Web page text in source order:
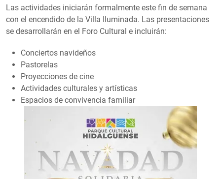
Las actividades iniciarán formalmente este fin de semana
con el encendido de la Villa Iluminada. Las presentaciones
se desarrollarán en el Foro Cultural e incluirán:
Conciertos navideños
Pastorelas
Proyecciones de cine
Actividades culturales y artísticas
Espacios de convivencia familiar